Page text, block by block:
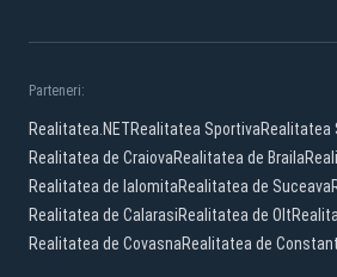
Parteneri:
Realitatea.NETRealitatea SportivaRealitatea
Realitatea de CraiovaRealitatea de Braila
Realitatea de IalomitaRealitatea de Suceava
Realitatea de CalarasiRealitatea de Olt
Realitatea de CovasnaRealitatea de